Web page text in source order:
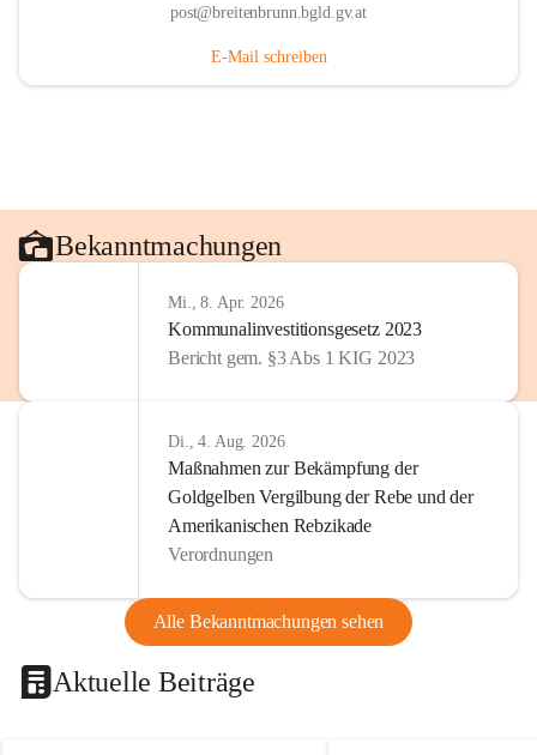
post@breitenbrunn.bgld.gv.at
E-Mail schreiben
Bekanntmachungen
Mi., 8. Apr. 2026
Kommunalinvestitionsgesetz 2023
Bericht gem. §3 Abs 1 KIG 2023
Di., 4. Aug. 2026
Maßnahmen zur Bekämpfung der
Goldgelben Vergilbung der Rebe und der
Amerikanischen Rebzikade
Verordnungen
Alle Bekanntmachungen sehen
Aktuelle Beiträge